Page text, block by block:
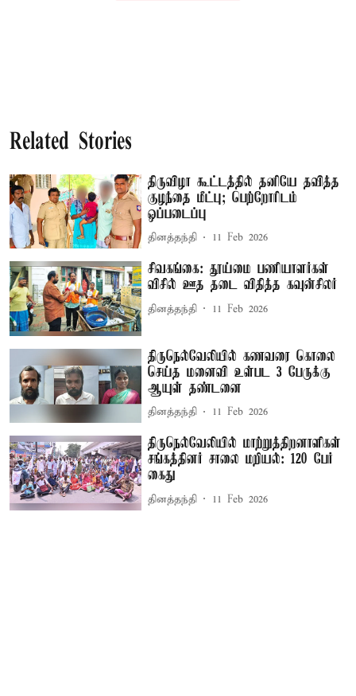
Related Stories
திருவிழா கூட்டத்தில் தனியே தவித்த
குழந்தை மீட்பு; பெற்றோரிடம்
ஒப்படைப்பு
தினத்தந்தி 11 Feb 2026
சிவகங்கை: தூய்மை பணியாளர்கள்
விசில் ஊத தடை விதித்த கவுன்சிலர்
தினத்தந்தி 11 Feb 2026
திருநெல்வேலியில் கணவரை கொலை
செய்த மனைவி உள்பட 3 பேருக்கு
ஆயுள் தண்டனை
தினத்தந்தி 11 Feb 2026
திருநெல்வேலியில் மாற்றுத்திறனாளிகள்
சங்கத்தினர் சாலை மறியல்: 120 பேர்
கைது
தினத்தந்தி 11 Feb 2026